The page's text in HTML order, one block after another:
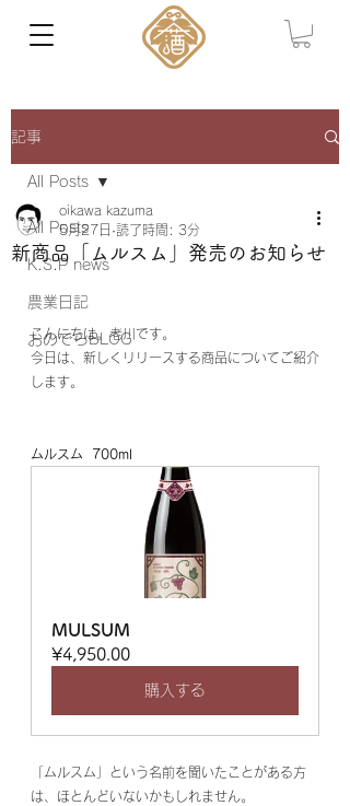
記事
All Posts
K.S.P news
農業日記
おのでらBLOG
All Posts
新商品「ムルスム」発売のお知らせ
oikawa kazuma
5月27日 読了時間: 3分
こんにちは。老川です。
今日は、新しくリリースする商品についてご紹介
します。
ムルスム  700ml
MULSUM
¥4,950.00
購入する
「ムルスム」という名前を聞いたことがある方
は、ほとんどいないかもしれません。